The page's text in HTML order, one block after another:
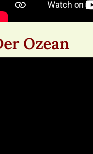
Ozean